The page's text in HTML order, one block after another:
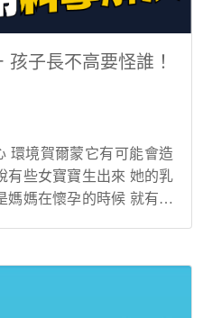
孩子長不高要怪誰！
環境賀爾蒙它有可能會造
有些女寶寶生出來 她的乳
媽媽在懷孕的時候 就有接